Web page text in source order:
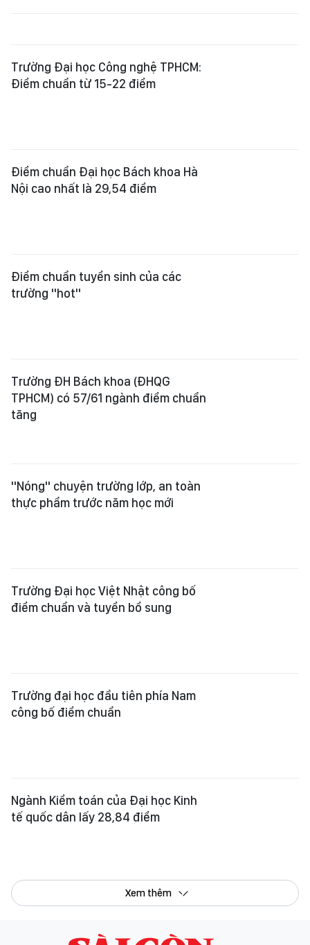
Trường Đại học Công nghệ TPHCM:
Điểm chuẩn từ 15-22 điểm
Điểm chuẩn Đại học Bách khoa Hà
Nội cao nhất là 29,54 điểm
Điểm chuẩn tuyển sinh của các
trường "hot"
Trường ĐH Bách khoa (ĐHQG
TPHCM) có 57/61 ngành điểm chuẩn
tăng
"Nóng" chuyện trường lớp, an toàn
thực phẩm trước năm học mới
Trường Đại học Việt Nhật công bố
điểm chuẩn và tuyển bổ sung
Trường đại học đầu tiên phía Nam
công bố điểm chuẩn
Ngành Kiểm toán của Đại học Kinh
tế quốc dân lấy 28,84 điểm
Xem thêm